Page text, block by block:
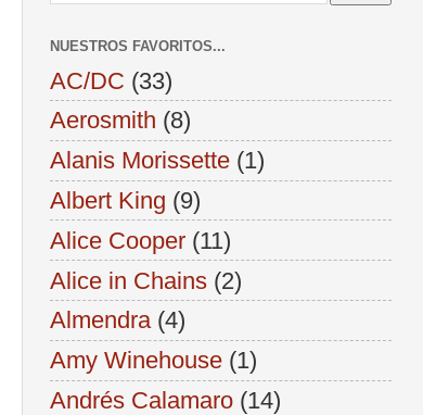
NUESTROS FAVORITOS...
AC/DC (33)
Aerosmith (8)
Alanis Morissette (1)
Albert King (9)
Alice Cooper (11)
Alice in Chains (2)
Almendra (4)
Amy Winehouse (1)
Andrés Calamaro (14)